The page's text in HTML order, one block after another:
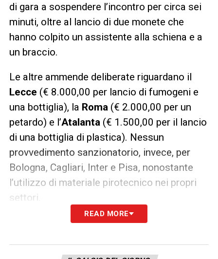
di gara a sospendere l’incontro per circa sei
minuti, oltre al lancio di due monete che
hanno colpito un assistente alla schiena e a
un braccio.
Le altre ammende deliberate riguardano il
Lecce (€ 8.000,00 per lancio di fumogeni e
una bottiglia), la Roma (€ 2.000,00 per un
petardo) e l’Atalanta (€ 1.500,00 per il lancio
di una bottiglia di plastica). Nessun
provvedimento sanzionatorio, invece, per
Bologna, Cagliari, Inter e Pisa, nonostante
l’utilizzo di materiale pirotecnico nei propri
settori.
Calciatori espulsi e squalificati
I casi più caldi tra i calciatori sul terreno di
READ MORE